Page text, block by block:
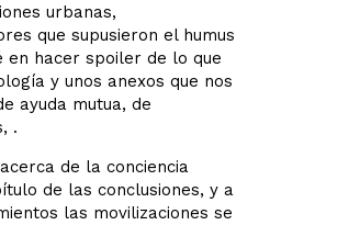
urbanas,
que supusieron el humus
en hacer spoiler de lo que
y unos anexos que nos
ayuda mutua, de
.
de la conciencia
de las conclusiones, y a
las movilizaciones se